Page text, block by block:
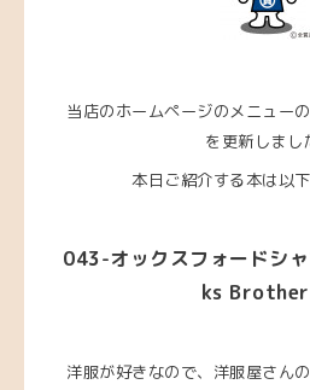
当店のホームページのメニュー
を更新しまし
本日ご紹介する本は以下
043-オックスフォードシ
ks
洋服が好きなので、洋服屋さん